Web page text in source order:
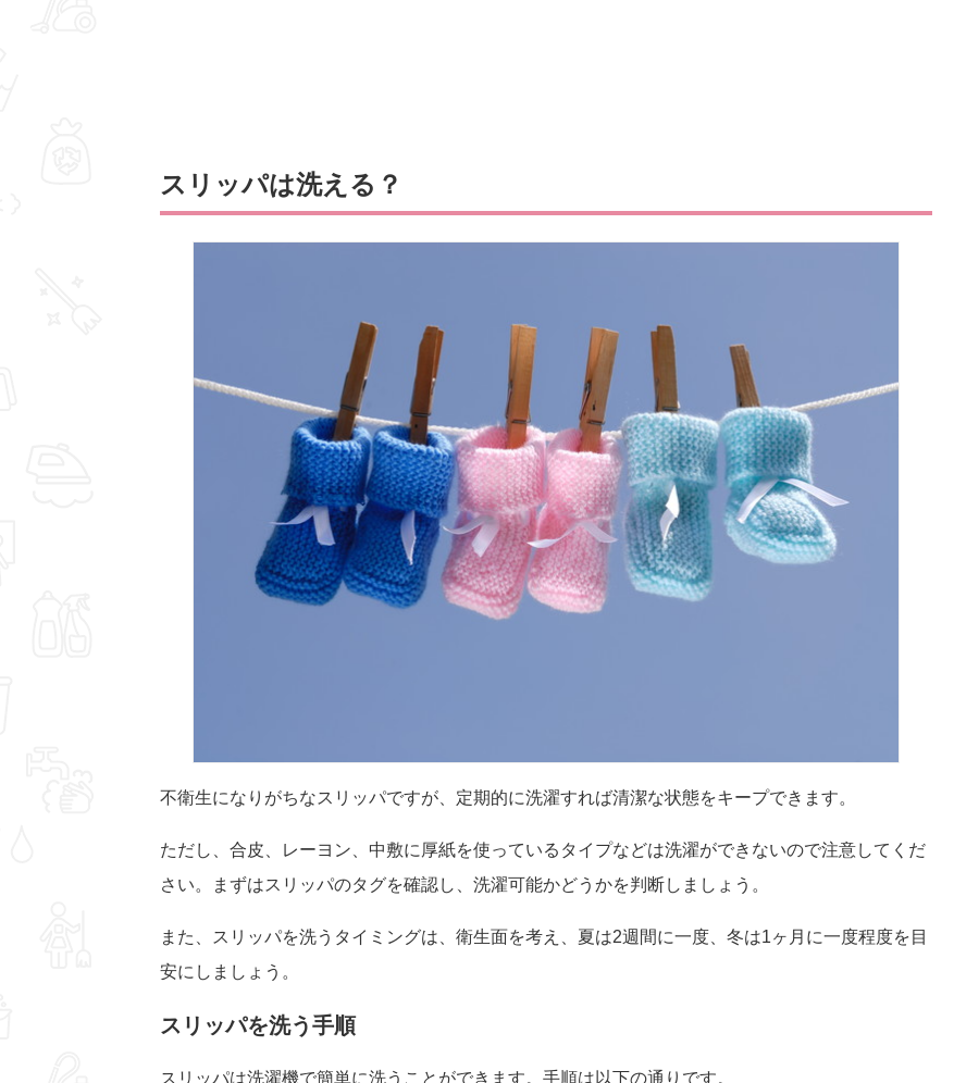
スリッパは洗える？
不衛生になりがちなスリッパですが、定期的に洗濯すれば清潔な状態をキープできます。
ただし、合皮、レーヨン、中敷に厚紙を使っているタイプなどは洗濯ができないので注意してくだ
さい。まずはスリッパのタグを確認し、洗濯可能かどうかを判断しましょう。
また、スリッパを洗うタイミングは、衛生面を考え、夏は2週間に一度、冬は1ヶ月に一度程度を目
安にしましょう。
スリッパを洗う手順
スリッパは洗濯機で簡単に洗うことができます。手順は以下の通りです。